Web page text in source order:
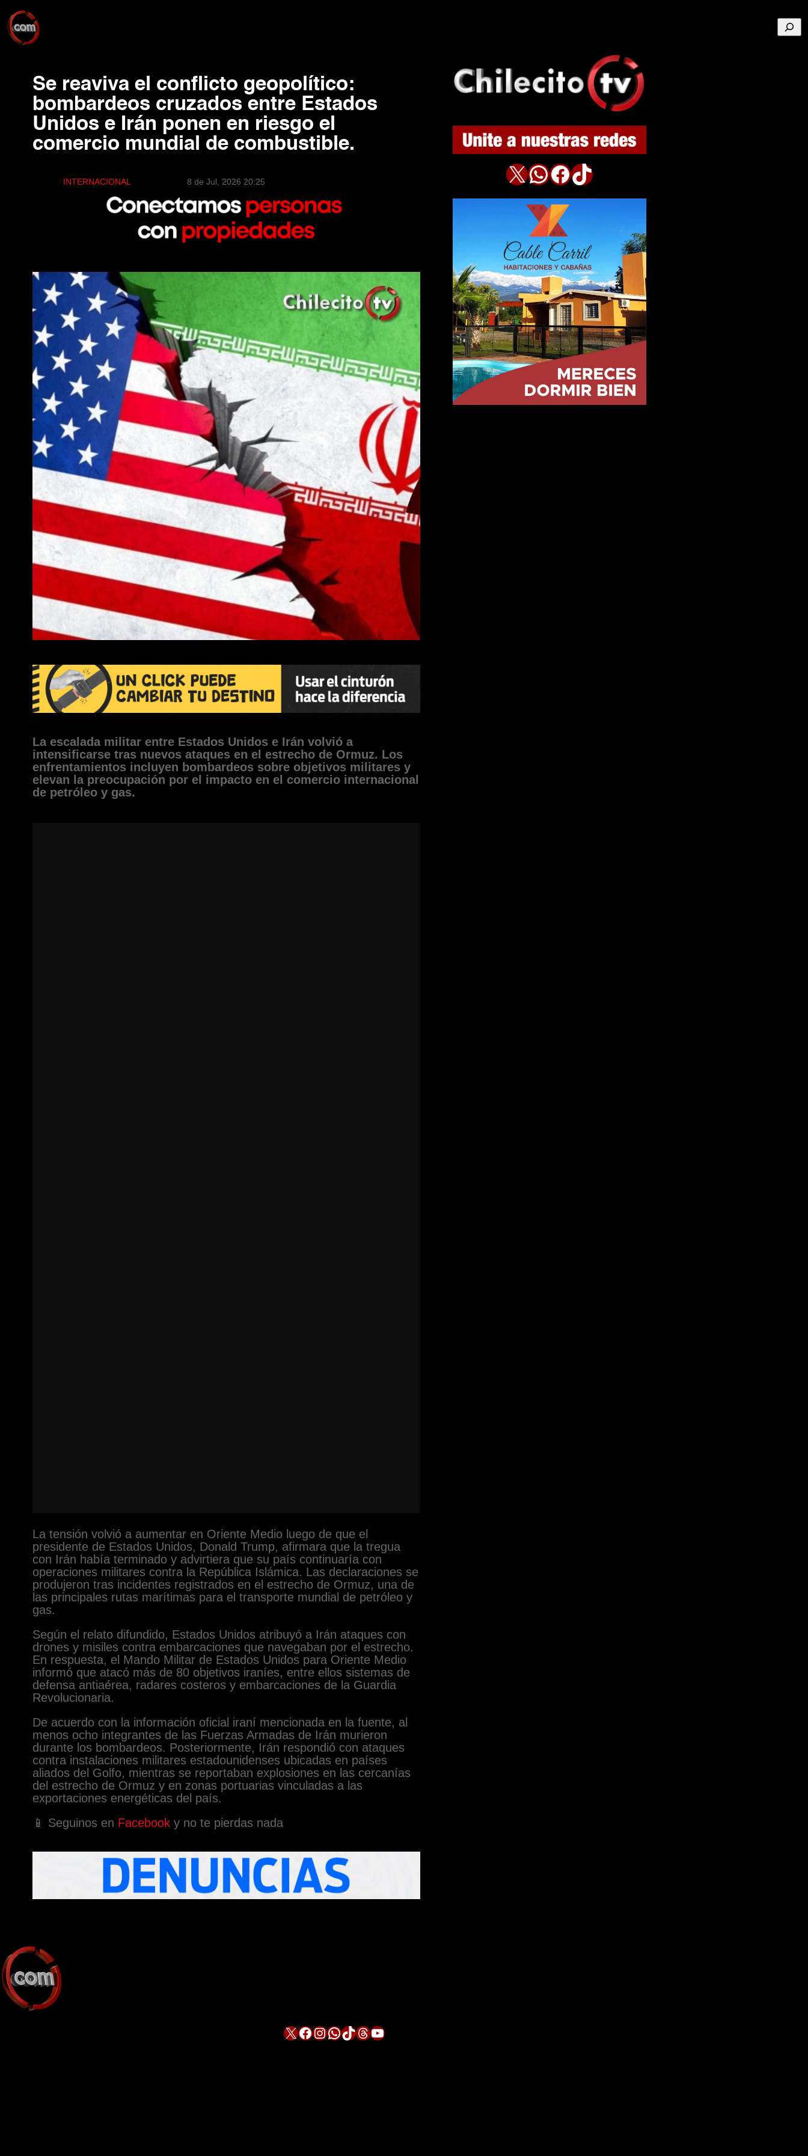
Buscar
Se reaviva el conflicto geopolítico:
bombardeos cruzados entre Estados
Unidos e Irán ponen en riesgo el
comercio mundial de combustible.
INTERNACIONAL 8 de Jul, 2026 20:25
La escalada militar entre Estados Unidos e Irán volvió a
intensificarse tras nuevos ataques en el estrecho de Ormuz. Los
enfrentamientos incluyen bombardeos sobre objetivos militares y
elevan la preocupación por el impacto en el comercio internacional
de petróleo y gas.
La tensión volvió a aumentar en Oriente Medio luego de que el
presidente de Estados Unidos, Donald Trump, afirmara que la tregua
con Irán había terminado y advirtiera que su país continuaría con
operaciones militares contra la República Islámica. Las declaraciones se
produjeron tras incidentes registrados en el estrecho de Ormuz, una de
las principales rutas marítimas para el transporte mundial de petróleo y
gas.
Según el relato difundido, Estados Unidos atribuyó a Irán ataques con
drones y misiles contra embarcaciones que navegaban por el estrecho.
En respuesta, el Mando Militar de Estados Unidos para Oriente Medio
informó que atacó más de 80 objetivos iraníes, entre ellos sistemas de
defensa antiaérea, radares costeros y embarcaciones de la Guardia
Revolucionaria.
De acuerdo con la información oficial iraní mencionada en la fuente, al
menos ocho integrantes de las Fuerzas Armadas de Irán murieron
durante los bombardeos. Posteriormente, Irán respondió con ataques
contra instalaciones militares estadounidenses ubicadas en países
aliados del Golfo, mientras se reportaban explosiones en las cercanías
del estrecho de Ormuz y en zonas portuarias vinculadas a las
exportaciones energéticas del país.
📱 Seguinos en Facebooky no te pierdas nada
X WhatsApp Facebook TikTok
X Facebook InstagramWhatsApp TikTok Threads YouTube